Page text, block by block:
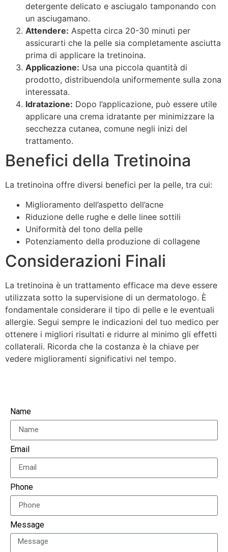
detergente delicato e asciugalo tamponando con
un asciugamano.
Attendere: Aspetta circa 20-30 minuti per
assicurarti che la pelle sia completamente asciutta
prima di applicare la tretinoina.
Applicazione: Usa una piccola quantità di
prodotto, distribuendola uniformemente sulla zona
interessata.
Idratazione: Dopo l’applicazione, può essere utile
applicare una crema idratante per minimizzare la
secchezza cutanea, comune negli inizi del
trattamento.
Benefici della Tretinoina
La tretinoina offre diversi benefici per la pelle, tra cui:
Miglioramento dell’aspetto dell’acne
Riduzione delle rughe e delle linee sottili
Uniformità del tono della pelle
Potenziamento della produzione di collagene
Considerazioni Finali
La tretinoina è un trattamento efficace ma deve essere
utilizzata sotto la supervisione di un dermatologo. È
fondamentale considerare il tipo di pelle e le eventuali
allergie. Segui sempre le indicazioni del tuo medico per
ottenere i migliori risultati e ridurre al minimo gli effetti
collaterali. Ricorda che la costanza è la chiave per
vedere miglioramenti significativi nel tempo.
Name
Email
Phone
Message